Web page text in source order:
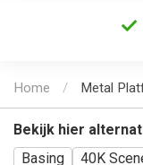
Home / Metal
Bekijk hier
Basing
40K